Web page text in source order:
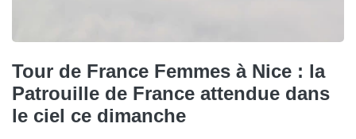
Tour de France Femmes à Nice : la
Patrouille de France attendue dans
le ciel ce dimanche